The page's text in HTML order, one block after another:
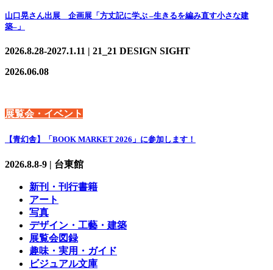
山口晃さん出展 企画展「方丈記に学ぶ –生きるを編み直す小さな建
築–」
2026.8.28-2027.1.11 | 21_21 DESIGN SIGHT
2026.06.08
展覧会・イベント
【青幻舎】「BOOK MARKET 2026」に参加します！
2026.8.8-9 | 台東館
新刊・刊行書籍
アート
写真
デザイン・工藝・建築
展覧会図録
趣味・実用・ガイド
ビジュアル文庫